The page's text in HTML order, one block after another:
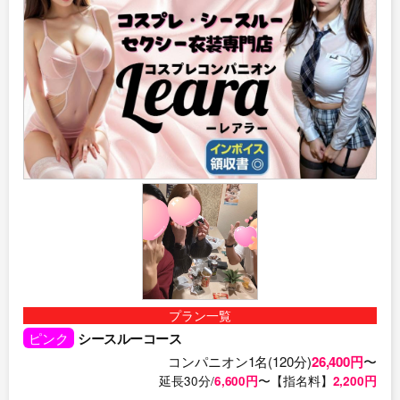
プラン一覧
ピンク シースルーコース
コンパニオン1名(120分)26,400円〜
延長30分/6,600円〜【指名料】 2,200円